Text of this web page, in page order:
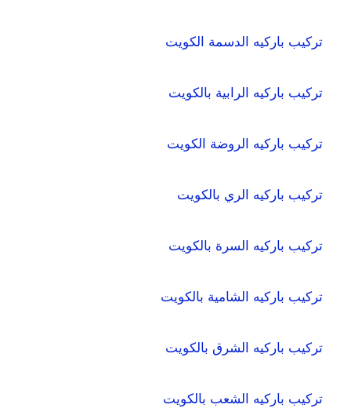
تركيب باركيه الدسمة الكويت
تركيب باركيه الرابية بالكويت
تركيب باركيه الروضة الكويت
تركيب باركيه الري بالكويت
تركيب باركيه السرة بالكويت
تركيب باركيه الشامية بالكويت
تركيب باركيه الشرق بالكويت
تركيب باركيه الشعب بالكويت